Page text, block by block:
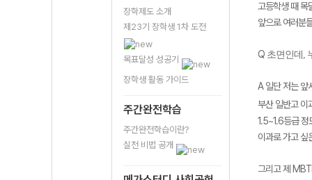
장학제도 소개
제23기 장학생 1차 도전
목표달성 성공기
장학생 활동 가이드
주간완전학습
주간완전학습이란?
실천 비법 공개
고등학생 때 목
앞으로 여러분
Q 초면인데,
A 일단 저는 앞
부산 일반고 이
1.5~1.6등급 정
이과로 가고 싶
그리고 제